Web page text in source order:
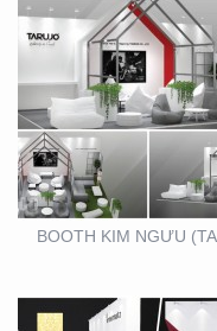
BOOTH KIM NGƯU
BOOTH
TRIỂN LÃM VIỆT
12-2019